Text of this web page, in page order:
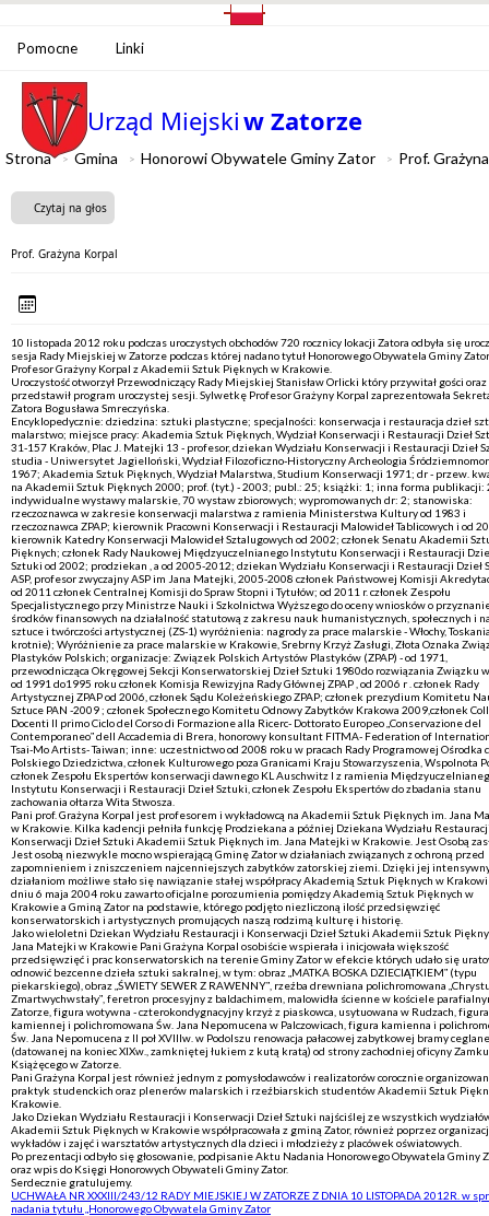
Pomocne Linki
Urząd Miejskiw Zatorze
Strona Gmina Honorowi Obywatele Gminy Zator Prof.
Czytaj na głos
Prof. Grażyna Korpal
10 listopada 2012 roku podczas uroczystych obchodów 720 rocznicy lokacji Zatora odbyła się
sesja Rady Miejskiej w Zatorze podczas której nadano tytuł Honorowego Obywatela Gminy
Profesor Grażyny Korpal z Akademii Sztuk Pięknych w Krakowie.
Uroczystość otworzył Przewodniczący Rady Miejskiej Stanisław Orlicki który przywitał gości oraz
przedstawił program uroczystej sesji. Sylwetkę Profesor Grażyny Korpal zaprezentowała
Zatora Bogusława Smreczyńska.
Encyklopedycznie: dziedzina: sztuki plastyczne; specjalności: konserwacja i restauracja dzieł
malarstwo; miejsce pracy: Akademia Sztuk Pięknych, Wydział Konserwacji i Restauracji Dzieł
31-157 Kraków, Plac J. Matejki 13 - profesor, dziekan Wydziału Konserwacji i Restauracji Dzieł
studia - Uniwersytet Jagielloński, Wydział Filozoficzno-Historyczny Archeologia
1967; Akademia Sztuk Pięknych, Wydział Malarstwa, Studium Konserwacji 1971; dr - przew.
na Akademii Sztuk Pięknych 2000; prof. (tyt.) - 2003; publ.: 25; książki: 1; inna forma publikacji:
indywidualne wystawy malarskie, 70 wystaw zbiorowych; wypromowanych dr: 2; stanowiska:
rzeczoznawca w zakresie konserwacji malarstwa z ramienia Ministerstwa Kultury od 1983 i
rzeczoznawca ZPAP; kierownik Pracowni Konserwacji i Restauracji Malowideł Tablicowych i od
kierownik Katedry Konserwacji Malowideł Sztalugowych od 2002; członek Senatu Akademii
Pięknych; członek Rady Naukowej Międzyuczelnianego Instytutu Konserwacji i Restauracji
Sztuki od 2002; prodziekan , a od 2005-2012; dziekan Wydziału Konserwacji i Restauracji Dzieł
ASP, profesor zwyczajny ASP im Jana Matejki, 2005-2008 członek Państwowej Komisji
od 2011 członek Centralnej Komisji do Spraw Stopni i Tytułów; od 2011 r. członek Zespołu
Specjalistycznego przy Ministrze Nauki i Szkolnictwa Wyższego do oceny wniosków o
środków finansowych na działalność statutową z zakresu nauk humanistycznych, społecznych i
sztuce i twórczości artystycznej (ZS-1) wyróżnienia: nagrody za prace malarskie - Włochy,
krotnie); Wyróżnienie za prace malarskie w Krakowie, Srebrny Krzyż Zasługi, Złota Oznaka
Plastyków Polskich; organizacje: Związek Polskich Artystów Plastyków (ZPAP) - od 1971,
przewodnicząca Okręgowej Sekcji Konserwatorskiej Dzieł Sztuki 1980do rozwiązania Związku
od 1991 do1995 roku członek Komisja Rewizyjna Rady Głównej ZPAP , od 2006 r . członek Rady
Artystycznej ZPAP od 2006, członek Sądu Koleżeńskiego ZPAP; członek prezydium Komitetu
Sztuce PAN -2009 ; członek Społecznego Komitetu Odnowy Zabytków Krakowa 2009,członek
Docenti Il primo Ciclo del Corso di Formazione alla Ricerc- Dottorato Europeo „Conservazione del
Contemporaneo” dell Accademia di Brera, honorowy konsultant FITMA- Federation of
Tsai-Mo Artists- Taiwan; inne: uczestnictwo od 2008 roku w pracach Rady Programowej Ośrodka
Polskiego Dziedzictwa, członek Kulturowego poza Granicami Kraju Stowarzyszenia, Wspolnota
członek Zespołu Ekspertów konserwacji dawnego KL Auschwitz I z ramienia
Instytutu Konserwacji i Restauracji Dzieł Sztuki, członek Zespołu Ekspertów do zbadania stanu
zachowania ołtarza Wita Stwosza.
Pani prof. Grażyna Korpal jest profesorem i wykładowcą na Akademii Sztuk Pięknych im. Jana
w Krakowie. Kilka kadencji pełniła funkcję Prodziekana a później Dziekana Wydziału
Konserwacji Dzieł Sztuki Akademii Sztuk Pięknych im. Jana Matejki w Krakowie. Jest Osobą
Jest osobą niezwykle mocno wspierającą Gminę Zator w działaniach związanych z ochroną przed
zapomnieniem i zniszczeniem najcenniejszych zabytków zatorskiej ziemi. Dzięki jej
działaniom możliwe stało się nawiązanie stałej współpracy Akademią Sztuk Pięknych w
dniu 6 maja 2004 roku zawarto oficjalne porozumienia pomiędzy Akademią Sztuk Pięknych w
Krakowie a Gminą Zator na podstawie, którego podjęto niezliczoną ilość przedsięwzięć
konserwatorskich i artystycznych promujących naszą rodzimą kulturę i historię.
Jako wieloletni Dziekan Wydziału Restauracji i Konserwacji Dzieł Sztuki Akademii Sztuk
Jana Matejki w Krakowie Pani Grażyna Korpal osobiście wspierała i inicjowała większość
przedsięwzięć i prac konserwatorskich na terenie Gminy Zator w efekcie których udało się
odnowić bezcenne dzieła sztuki sakralnej, w tym: obraz „MATKA BOSKA DZIECIĄTKIEM” (typu
piekarskiego), obraz „ŚWIETY SEWER Z RAWENNY”, rzeźba drewniana polichromowana
Zmartwychwstały”, feretron procesyjny z baldachimem, malowidła ścienne w kościele
Zatorze, figura wotywna - czterokondygnacyjny krzyż z piaskowca, usytuowana w Rudzach, figura
kamiennej i polichromowana Św. Jana Nepomucena w Palczowicach, figura kamienna i
Św. Jana Nepomucena z II poł XVIIIw. w Podolszu renowacja pałacowej zabytkowej bramy
(datowanej na koniec XIXw., zamkniętej łukiem z kutą kratą) od strony zachodniej oficyny Zamku
Książęcego w Zatorze.
Pani Grażyna Korpal jest również jednym z pomysłodawców i realizatorów corocznie
praktyk studenckich oraz plenerów malarskich i rzeźbiarskich studentów Akademii Sztuk
Krakowie.
Jako Dziekan Wydziału Restauracji i Konserwacji Dzieł Sztuki najściślej ze wszystkich
Akademii Sztuk Pięknych w Krakowie współpracowała z gminą Zator, również poprzez
wykładów i zajęć i warsztatów artystycznych dla dzieci i młodzieży z placówek oświatowych.
Po prezentacji odbyło się głosowanie, podpisanie Aktu Nadania Honorowego Obywatela Gminy
oraz wpis do Księgi Honorowych Obywateli Gminy Zator.
Serdecznie gratulujemy.
UCHWAŁA NR XXXIII/243/12 RADY MIEJSKIEJ W ZATORZE Z DNIA 10 LISTOPADA 2012R. w
nadania tytułu „Honorowego Obywatela Gminy Zator